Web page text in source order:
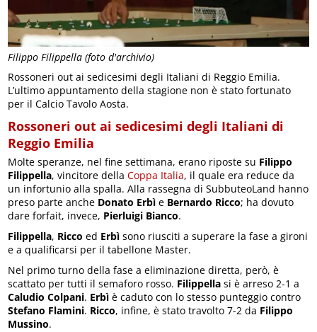
Filippo Filippella (foto d'archivio)
Rossoneri out ai sedicesimi degli Italiani di Reggio Emilia.
L’ultimo appuntamento della stagione non è stato fortunato
per il Calcio Tavolo Aosta.
Rossoneri out ai sedicesimi degli Italiani di
Reggio Emilia
Molte speranze, nel fine settimana, erano riposte su Filippo
Filippella, vincitore dellaCoppa Italia, il quale era reduce da
un infortunio alla spalla. Alla rassegna di SubbuteoLand hanno
preso parte anche Donato Erbì e Bernardo Ricco; ha dovuto
dare forfait, invece, Pierluigi Bianco.
Filippella, Ricco ed Erbì sono riusciti a superare la fase a gironi
e a qualificarsi per il tabellone Master.
Nel primo turno della fase a eliminazione diretta, però, è
scattato per tutti il semaforo rosso. Filippella si è arreso 2-1 a
Caludio Colpani. Erbì è caduto con lo stesso punteggio contro
Stefano Flamini. Ricco, infine, è stato travolto 7-2 da Filippo
Mussino.